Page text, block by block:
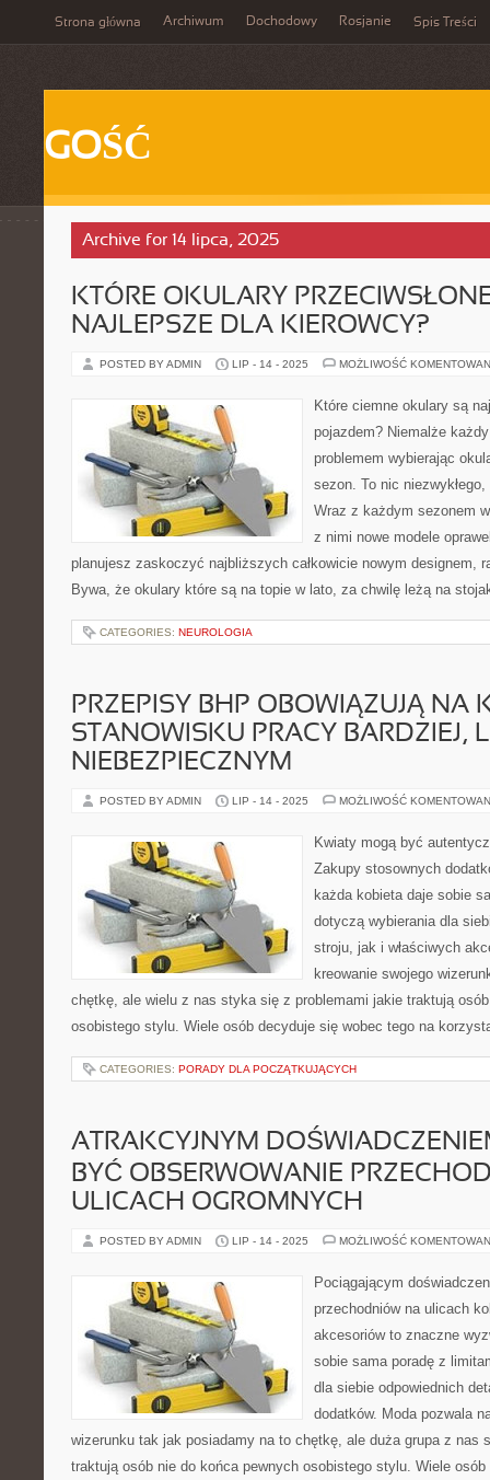
Strona główna Archiwum Dochodowy Rosjanie Spis Treści
GOŚĆ
Archive for 14 lipca, 2025
KTÓRE OKULARY
NAJLEPSZE DLA KIEROWCY?
POSTED BY ADMIN LIP - 14 - 2025 MOŻLIWOŚĆ
Które ciemne okulary są
pojazdem? Niemalże
problemem wybierając
sezon. To nic
Wraz z każdym sezonem
z nimi nowe modele
planujesz zaskoczyć najbliższych całkowicie nowym designem,
Bywa, że okulary które są na topie w lato, za chwilę leżą na
CATEGORIES: NEUROLOGIA
PRZEPISY BHP OBOWIĄZUJĄ NA
STANOWISKU PRACY BARDZIEJ,
NIEBEZPIECZNYM
POSTED BY ADMIN LIP - 14 - 2025 MOŻLIWOŚĆ
Kwiaty mogą być
Zakupy stosownych
każda kobieta daje sobie
dotyczą wybierania dla
stroju, jak i właściwych
kreowanie swojego
chętkę, ale wielu z nas styka się z problemami jakie traktują
osobistego stylu. Wiele osób decyduje się wobec tego na
CATEGORIES: PORADY DLA POCZĄTKUJĄCYCH
ATRAKCYJNYM
BYĆ OBSERWOWANIE
ULICACH OGROMNYCH
POSTED BY ADMIN LIP - 14 - 2025 MOŻLIWOŚĆ
Pociągającym
przechodniów na ulicach
akcesoriów to znaczne
sobie sama poradę z
dla siebie odpowiednich
dodatków. Moda pozwala
wizerunku tak jak posiadamy na to chętkę, ale duża grupa z nas
traktują osób nie do końca pewnych osobistego stylu. Wiele